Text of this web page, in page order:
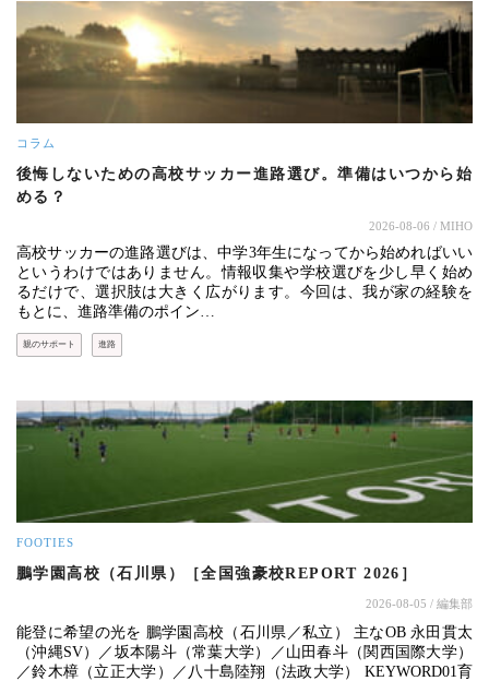
コラム
後悔しないための高校サッカー進路選び。準備はいつから始
める？
2026-08-06 / MIHO
高校サッカーの進路選びは、中学3年生になってから始めればいい
というわけではありません。情報収集や学校選びを少し早く始め
るだけで、選択肢は大きく広がります。今回は、我が家の経験を
もとに、進路準備のポイン…
親のサポート 進路
FOOTIES
鵬学園高校（石川県）［全国強豪校REPORT 2026］
2026-08-05 / 編集部
能登に希望の光を 鵬学園高校（石川県／私立） 主なOB 永田貫太
（沖縄SV）／坂本陽斗（常葉大学）／山田春斗（関西国際大学）
／鈴木樟（立正大学）／八十島陸翔（法政大学） KEYWORD01育